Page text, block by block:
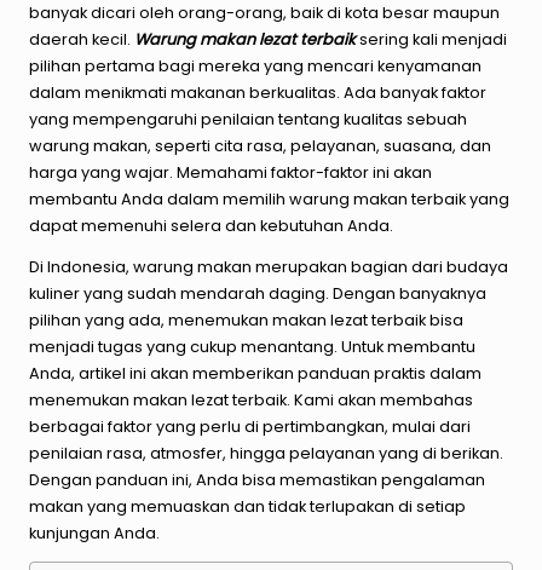
banyak dicari oleh orang-orang, baik di kota besar maupun
daerah kecil. Warung makan lezat terbaiksering kali menjadi
pilihan pertama bagi mereka yang mencari kenyamanan
dalam menikmati makanan berkualitas. Ada banyak faktor
yang mempengaruhi penilaian tentang kualitas sebuah
warung makan, seperti cita rasa, pelayanan, suasana, dan
harga yang wajar. Memahami faktor-faktor ini akan
membantu Anda dalam memilih warung makan terbaik yang
dapat memenuhi selera dan kebutuhan Anda.
Di Indonesia, warung makan merupakan bagian dari budaya
kuliner yang sudah mendarah daging. Dengan banyaknya
pilihan yang ada, menemukan makan lezat terbaik bisa
menjadi tugas yang cukup menantang. Untuk membantu
Anda, artikel ini akan memberikan panduan praktis dalam
menemukan makan lezat terbaik. Kami akan membahas
berbagai faktor yang perlu di pertimbangkan, mulai dari
penilaian rasa, atmosfer, hingga pelayanan yang di berikan.
Dengan panduan ini, Anda bisa memastikan pengalaman
makan yang memuaskan dan tidak terlupakan di setiap
kunjungan Anda.